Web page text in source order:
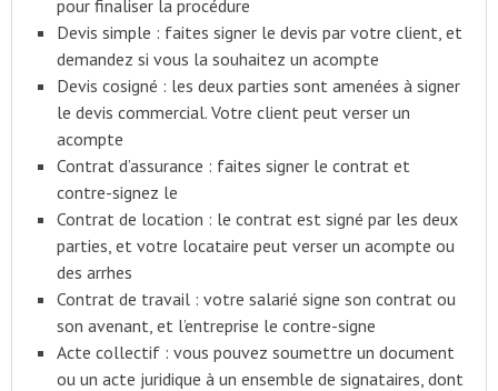
pour finaliser la procédure
Devis simple : faites signer le devis par votre client, et
demandez si vous la souhaitez un acompte
Devis cosigné : les deux parties sont amenées à signer
le devis commercial. Votre client peut verser un
acompte
Contrat d’assurance : faites signer le contrat et
contre-signez le
Contrat de location : le contrat est signé par les deux
parties, et votre locataire peut verser un acompte ou
des arrhes
Contrat de travail : votre salarié signe son contrat ou
son avenant, et l’entreprise le contre-signe
Acte collectif : vous pouvez soumettre un document
ou un acte juridique à un ensemble de signataires, dont